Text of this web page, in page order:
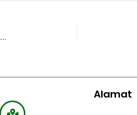
Safari Kisah Islami Ceria LAZNAS Al Irsyad Purwokerto Hadirkan Tema Ramadhan Peduli Sesama di KB-TK Islam Al Izzah
Alamat